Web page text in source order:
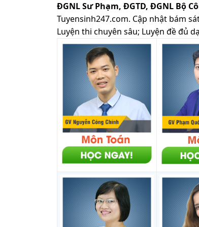
ĐGNL Sư Phạm, ĐGTD, ĐGNL Bộ
Tuyensinh247.com. Cập nhật bám
Luyện thi chuyên sâu; Luyện đề đủ